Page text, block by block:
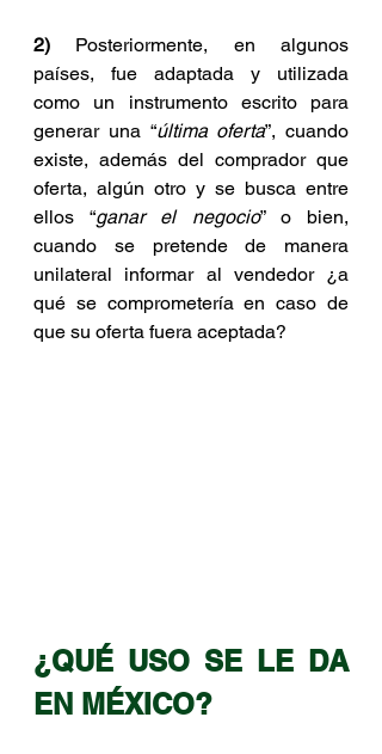
2) Posteriormente, en algunos
países, fue adaptada y utilizada
como un instrumento escrito para
generar una “última oferta”, cuando
existe, además del comprador que
oferta, algún otro y se busca entre
ellos “ganar el negocio” o bien,
cuando se pretende de manera
unilateral informar al vendedor ¿a
qué se comprometería en caso de
que su oferta fuera aceptada?
¿QUÉ USO SE LE DA
EN MÉXICO?